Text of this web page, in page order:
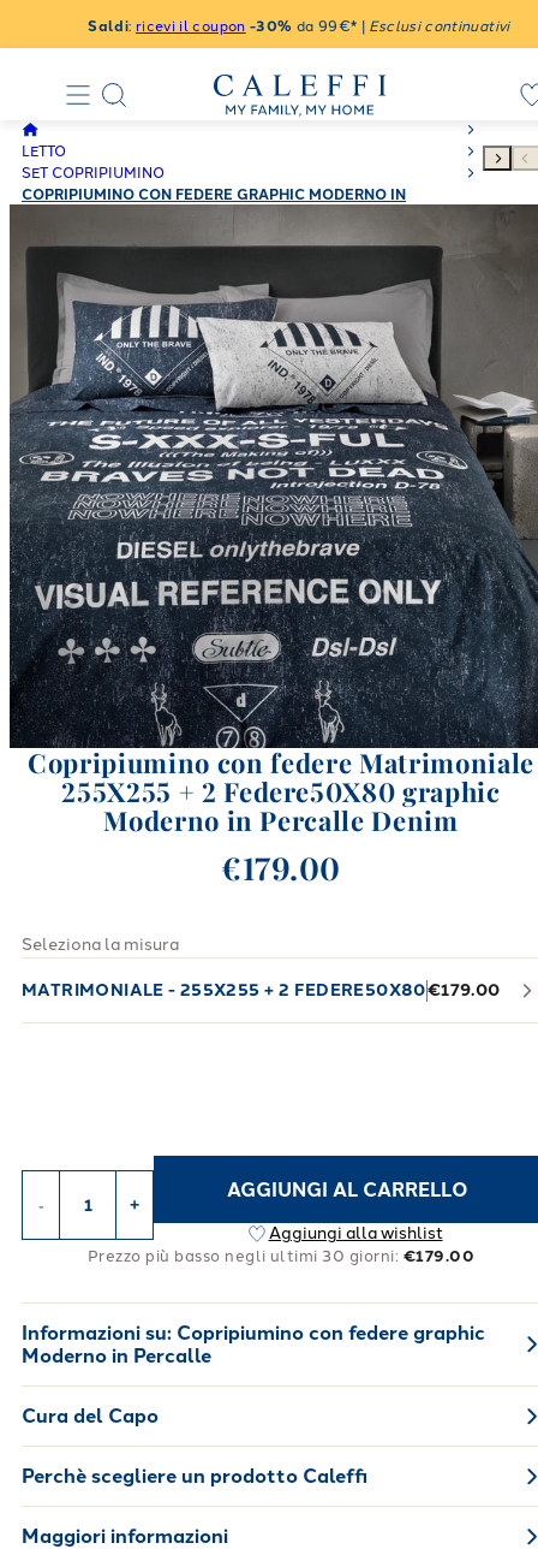
Saldi: ricevi il coupon -30% da 99€* | Esclusi continuativi
LETTO
SET COPRIPIUMINO
COPRIPIUMINO CON FEDERE GRAPHIC MODERNO IN
Copripiumino con federe Matrimoniale
255X255 + 2 Federe50X80 graphic
Moderno in Percalle Denim
€179.00
Seleziona la misura
MATRIMONIALE - 255X255 + 2 FEDERE50X80€179.00
- +
AGGIUNGI AL CARRELLO
Aggiungi alla wishlist
Prezzo più basso negli ultimi 30 giorni: €179.00
Informazioni su: Copripiumino con federe graphic
Moderno in Percalle
Cura del Capo
Perchè scegliere un prodotto Caleffi
Maggiori informazioni